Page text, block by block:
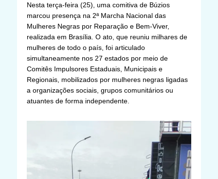
Nesta terça-feira (25), uma comitiva de Búzios
marcou presença na 2ª Marcha Nacional das
Mulheres Negras por Reparação e Bem-Viver,
realizada em Brasília. O ato, que reuniu milhares de
mulheres de todo o país, foi articulado
simultaneamente nos 27 estados por meio de
Comitês Impulsores Estaduais, Municipais e
Regionais, mobilizados por mulheres negras ligadas
a organizações sociais, grupos comunitários ou
atuantes de forma independente.